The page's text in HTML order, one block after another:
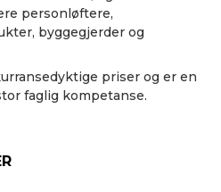
personløftere,
byggegjerder og
priser og er en
faglig kompetanse.